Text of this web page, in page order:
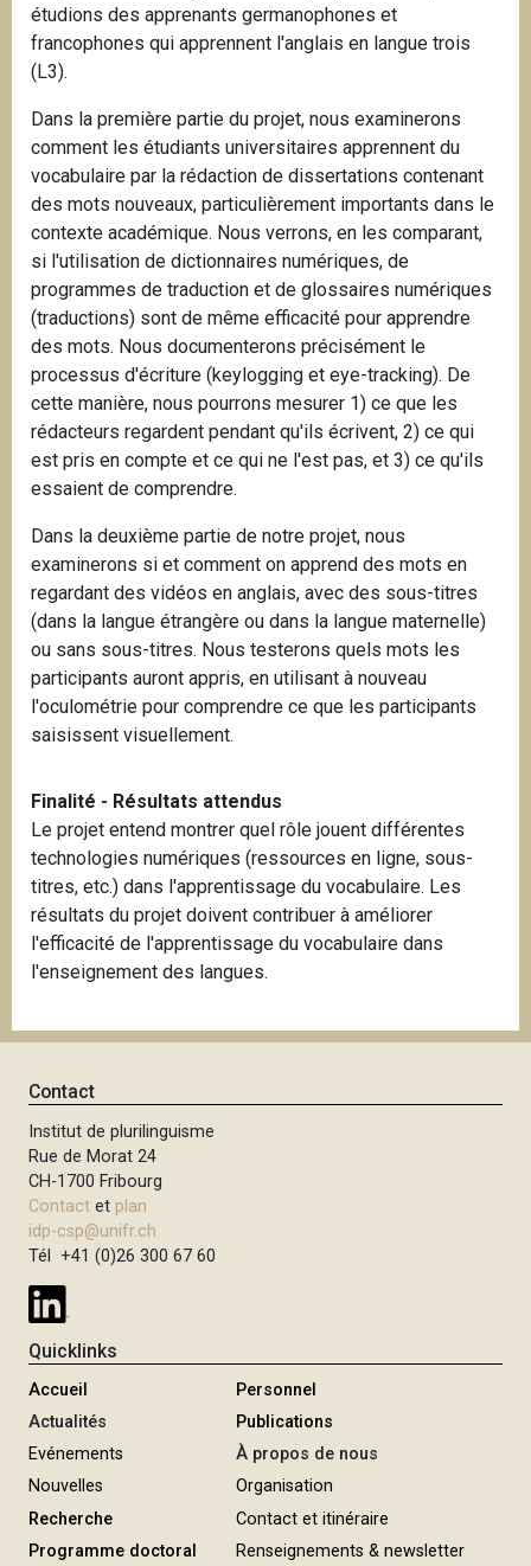
étudions des apprenants germanophones et
francophones qui apprennent l'anglais en langue trois
(L3).
Dans la première partie du projet, nous examinerons
comment les étudiants universitaires apprennent du
vocabulaire par la rédaction de dissertations contenant
des mots nouveaux, particulièrement importants dans le
contexte académique. Nous verrons, en les comparant,
si l'utilisation de dictionnaires numériques, de
programmes de traduction et de glossaires numériques
(traductions) sont de même efficacité pour apprendre
des mots. Nous documenterons précisément le
processus d'écriture (keylogging et eye-tracking). De
cette manière, nous pourrons mesurer 1) ce que les
rédacteurs regardent pendant qu'ils écrivent, 2) ce qui
est pris en compte et ce qui ne l'est pas, et 3) ce qu'ils
essaient de comprendre.
Dans la deuxième partie de notre projet, nous
examinerons si et comment on apprend des mots en
regardant des vidéos en anglais, avec des sous-titres
(dans la langue étrangère ou dans la langue maternelle)
ou sans sous-titres. Nous testerons quels mots les
participants auront appris, en utilisant à nouveau
l'oculométrie pour comprendre ce que les participants
saisissent visuellement.
Finalité - Résultats attendus
Le projet entend montrer quel rôle jouent différentes
technologies numériques (ressources en ligne, sous-
titres, etc.) dans l'apprentissage du vocabulaire. Les
résultats du projet doivent contribuer à améliorer
l'efficacité de l'apprentissage du vocabulaire dans
l'enseignement des langues.
Contact
Institut de plurilinguisme
Rue de Morat 24
CH-1700 Fribourg
Contact et plan
idp-csp@unifr.ch
Tél +41 (0)26 300 67 60
Quicklinks
Accueil
Actualités
Evénements
Nouvelles
Recherche
Programme doctoral
Personnel
Publications
À propos de nous
Organisation
Contact et itinéraire
Renseignements & newsletter